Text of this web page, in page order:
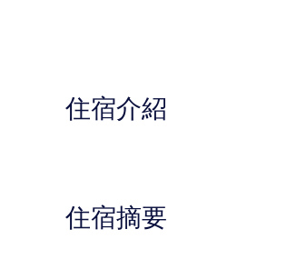
住宿介紹
住宿摘要